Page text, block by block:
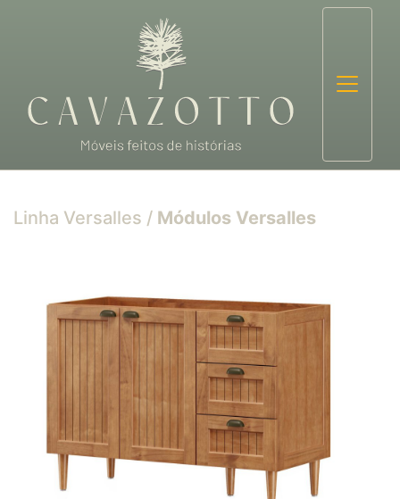
Linha Versalles / Módulos Versalles